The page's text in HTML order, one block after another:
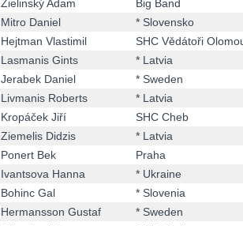
Zielinský Adam
Big Band
Mitro Daniel
* Slovensko
Hejtman Vlastimil
SHC Vědátoři
Lasmanis Gints
* Latvia
Jerabek Daniel
* Sweden
Livmanis Roberts
* Latvia
Kropáček Jiří
SHC Cheb
Ziemelis Didzis
* Latvia
Ponert Bek
Praha
Ivantsova Hanna
* Ukraine
Bohinc Gal
* Slovenia
Hermansson Gustaf
* Sweden